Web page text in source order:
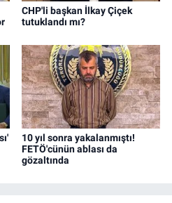
CHP'li başkan İlkay Çiçek
tutuklandı mı?
10 yıl sonra yakalanmıştı!
FETÖ'cünün ablası da
gözaltında